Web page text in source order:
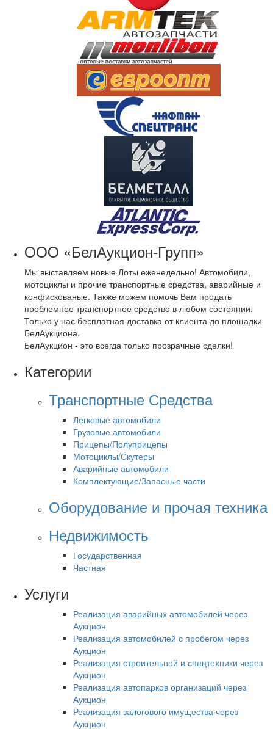
OOO «БелАукцион-Групп»
Мы выставляем новые Лоты еженедельно! Автомобили,
мотоциклы и прочие транспортные средства, аварийные и
конфискованые. Также можем помочь Вам продать
проблемное транспортное средство в любом состоянии.
Только у нас бесплатная доставка от клиента до площадки
БелАукциона.
БелАукцион - это всегда только прозрачные сделки!
Категории
Транспортные Средства
Легковые автомобили
Грузовые автомобили
Прицепы/Полуприцепы
Мотоциклы/Скутеры
Аварийные автомобили
Комплектующие/Запасные части
Оборудование и прочая техника
Недвижимость
Государственная
Частная
Услуги
Реализация аварийных автомобилей через
Аукцион
Реализация автомобилей с пробегом через
Аукцион
Реализация строительной и спецтехники через
Аукцион
Реализация автопарков организаций через
Аукцион
Реализация залогового имущества через
Аукцион